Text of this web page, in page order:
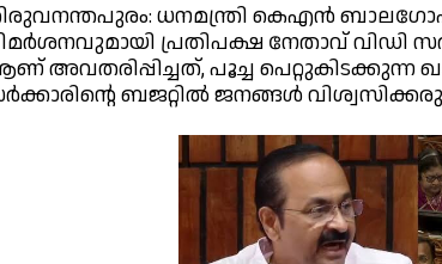
ധനമന്ത്രി കെഎൻ
പ്രതിപക്ഷ നേതാവ് വിഡി
അവതരിപ്പിച്ചത്, പൂച്ച പെറ്റുകിടക്കുന്ന
ബജറ്റിൽ ജനങ്ങൾ